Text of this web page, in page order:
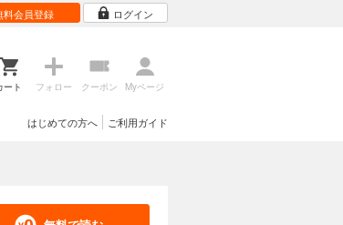
料会員登録 ログイン
ート フォロー クーポン Myページ
ご利用ガイド
はじめての方へ